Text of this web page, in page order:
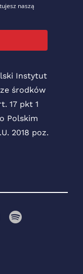
naszą
Instytut
środków
17 pkt 1
Polskim
2018 poz.